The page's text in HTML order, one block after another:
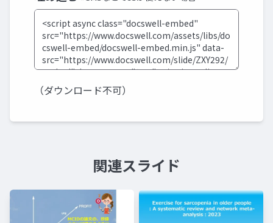
（ダウンロード不可）
関連スライド